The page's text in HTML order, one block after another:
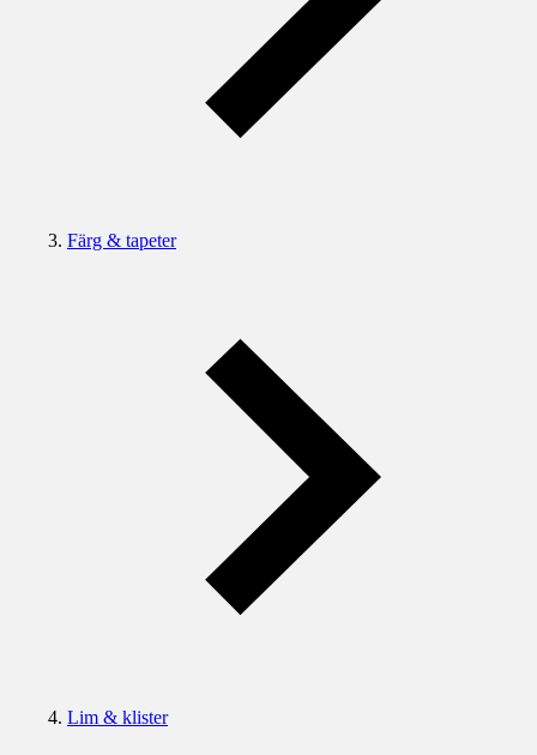
Färg & tapeter
Lim & klister